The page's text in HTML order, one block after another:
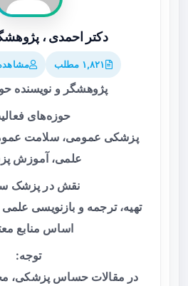
دکتر احمدی ،
۱,۸۲۱ مطلب
پژوهشگر و نویسنده
حوزه‌های
پزشکی عمومی، سلامت
علمی، آموزش
نقش در پزشک
تهیه، ترجمه و بازنویسی
اساس منابع
توجه:
در مقالات حساس پزشکی،